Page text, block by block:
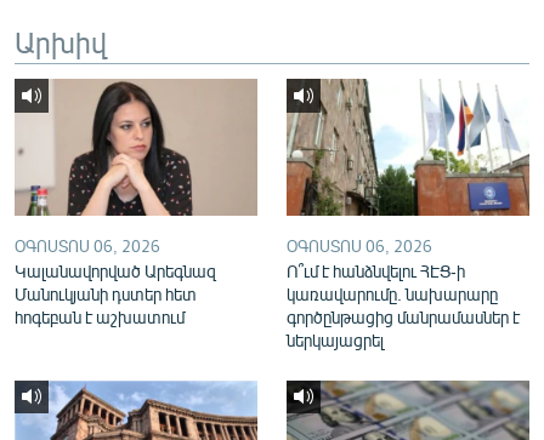
ՏԵՍԱՆՅՈՒԹԵՐ
ԲԱՆԱՎԵՃ
ՁԳՏԵԼՈՎ ԼԱՎԱԳՈՒՅՆԻՆ
ՓՈԴՔԱՍԹ
Հայերեն
English
ՀԵՏԵՎԵՔ ՄԵԶ
Արխիվ
ՕԳՈՍՏՈՍ 06, 2026
Կալանավորված Արեգնազ
Մանուկյանի դստեր հետ
հոգեբան է աշխատում
ՕԳՈՍՏՈՍ 06, 2026
Ո՞ւմ է հանձնվելու ՀԷՑ-ի
կառավարումը. նախարարը
գործընթացից մանրամասներ է
ներկայացրել